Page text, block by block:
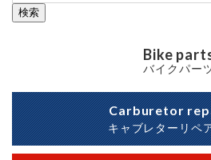
検索
Bike
バイクパー
Carburetor
キャブレターリペ